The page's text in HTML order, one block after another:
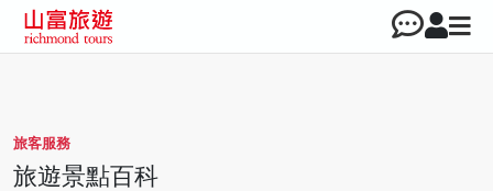
旅客服務
旅遊景點百科